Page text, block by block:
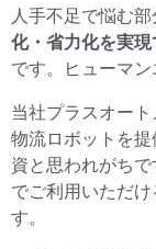
人手不足で悩む部
化・省力化を実
です。ヒューマン
当社プラスオー
物流ロボットを
資と思われがち
でご利用いただ
す。